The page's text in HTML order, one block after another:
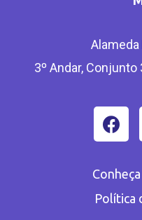
Alameda
3º Andar,
Política